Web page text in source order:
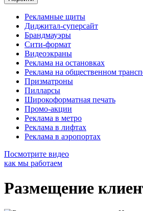
Рекламные щиты
Диджитал-суперсайт
Брандмауэры
Сити-формат
Видеоэкраны
Реклама на остановках
Реклама на общественном
Призматроны
Пилларсы
Широкоформатная печать
Промо-акции
Реклама в метро
Реклама в лифтах
Реклама в аэропортах
Посмотрите видео
как мы работаем
Размещение